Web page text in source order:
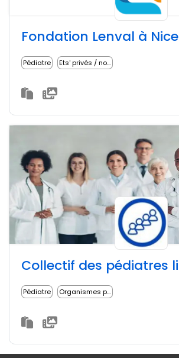
Fondation Lenval à Nice
Pédiatre Ets' privés / non lucratifs
Pédiatre Organismes professionnels